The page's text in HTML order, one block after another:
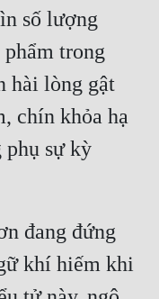
số lượng
trong
hài lòng gật
chín khỏa hạ
phụ sự kỳ
đang đứng
khí hiếm khi